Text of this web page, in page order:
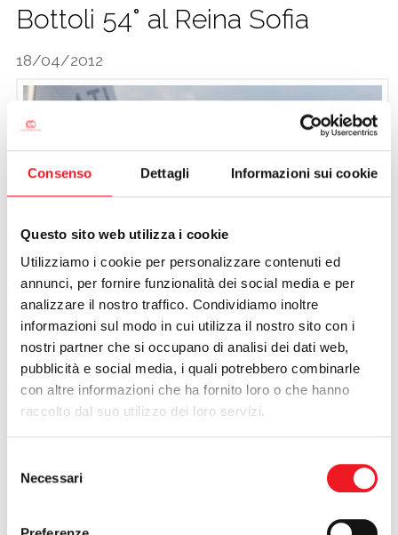
Consenso Dettagli Informazioni sui cookie
Questo sito web utilizza i cookie
Utilizziamo i cookie per personalizzare contenuti ed
annunci, per fornire funzionalità dei social media e per
analizzare il nostro traffico. Condividiamo inoltre
informazioni sul modo in cui utilizza il nostro sito con i
nostri partner che si occupano di analisi dei dati web,
pubblicità e social media, i quali potrebbero combinarle
con altre informazioni che ha fornito loro o che hanno
raccolto dal suo utilizzo dei loro servizi.
delNecessari
TUFFI
NUOTO
TENNIS
BEACH TENNIS
CALCIO
Bottoli 54° al Reina Sofia
18/04/2012
Giacomo Bottoli
Giacomo Bottolirientra in Italia dal trofeo Reina Sofia a Palma
di Maiorca con la soddisfazione di aver tenuto testa ai più forti
del mondo, nonostante il risultato finale non sia tra i migliori nel
54°: “Era difficile aspettarsi di più, visto il poco allenamento che
avevo alle spalle. Sono comunque soddisfatto, il livello era